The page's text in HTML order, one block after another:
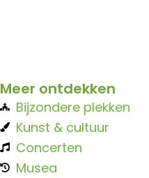
Meer ontdekken
Bijzondere plekken
Kunst & cultuur
Concerten
Musea